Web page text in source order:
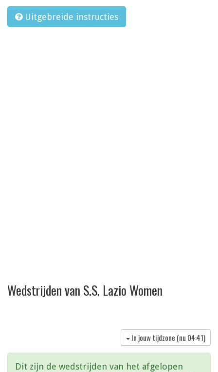
Uitgebreide instructies
Wedstrijden van S.S. Lazio Women
In jouw tijdzone (nu 04:41)
Dit zijn de wedstrijden van het afgelopen